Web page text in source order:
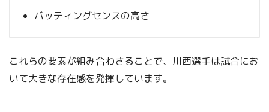
バッティングセンスの高さ
これらの要素が組み合わさることで、川西選手は試合にお
いて大きな存在感を発揮しています。